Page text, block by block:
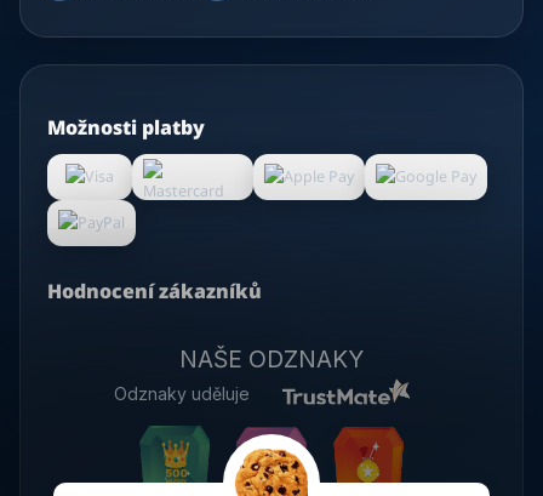
Možnosti platby
Hodnocení zákazníků
NAŠE ODZNAKY
Odznaky uděluje